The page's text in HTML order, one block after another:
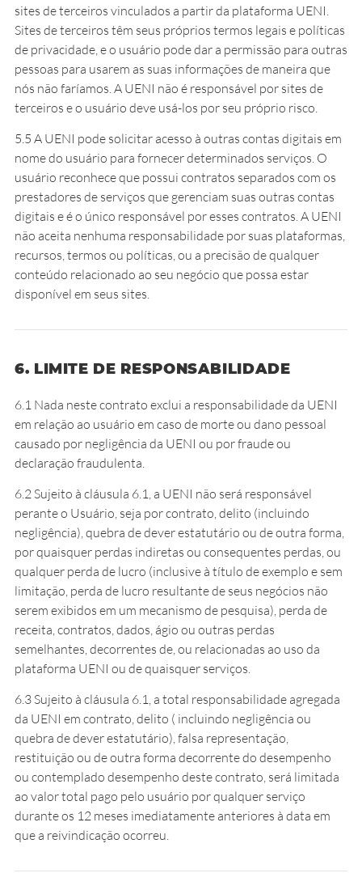
sites de terceiros vinculados a partir da plataforma UENI.
Sites de terceiros têm seus próprios termos legais e políticas
de privacidade, e o usuário pode dar a permissão para outras
pessoas para usarem as suas informações de maneira que
nós não faríamos. A UENI não é responsável por sites de
terceiros e o usuário deve usá-los por seu próprio risco.
5.5 A UENI pode solicitar acesso à outras contas digitais em
nome do usuário para fornecer determinados serviços. O
usuário reconhece que possui contratos separados com os
prestadores de serviços que gerenciam suas outras contas
digitais e é o único responsável por esses contratos. A UENI
não aceita nenhuma responsabilidade por suas plataformas,
recursos, termos ou políticas, ou a precisão de qualquer
conteúdo relacionado ao seu negócio que possa estar
disponível em seus sites.
6. LIMITE DE RESPONSABILIDADE
6.1 Nada neste contrato exclui a responsabilidade da UENI
em relação ao usuário em caso de morte ou dano pessoal
causado por negligência da UENI ou por fraude ou
declaração fraudulenta.
6.2 Sujeito à cláusula 6.1, a UENI não será responsável
perante o Usuário, seja por contrato, delito (incluindo
negligência), quebra de dever estatutário ou de outra forma,
por quaisquer perdas indiretas ou consequentes perdas, ou
qualquer perda de lucro (inclusive à título de exemplo e sem
limitação, perda de lucro resultante de seus negócios não
serem exibidos em um mecanismo de pesquisa), perda de
receita, contratos, dados, ágio ou outras perdas
semelhantes, decorrentes de, ou relacionadas ao uso da
plataforma UENI ou de quaisquer serviços.
6.3 Sujeito à cláusula 6.1, a total responsabilidade agregada
da UENI em contrato, delito ( incluindo negligência ou
quebra de dever estatutário), falsa representação,
restituição ou de outra forma decorrente do desempenho
ou contemplado desempenho deste contrato, será limitada
ao valor total pago pelo usuário por qualquer serviço
durante os 12 meses imediatamente anteriores à data em
que a reivindicação ocorreu.